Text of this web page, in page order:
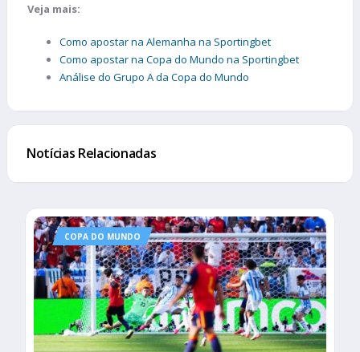
Veja mais:
Como apostar na Alemanha na Sportingbet
Como apostar na Copa do Mundo na Sportingbet
Análise do Grupo A da Copa do Mundo
Notícias Relacionadas
COPA DO MUNDO